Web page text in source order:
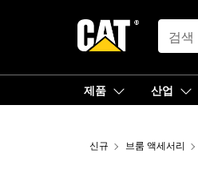
SEARCH
제품 산업
신규 브룸 액세서리